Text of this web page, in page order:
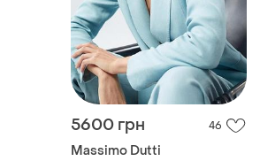
5600 грн 46
Massimo Dutti